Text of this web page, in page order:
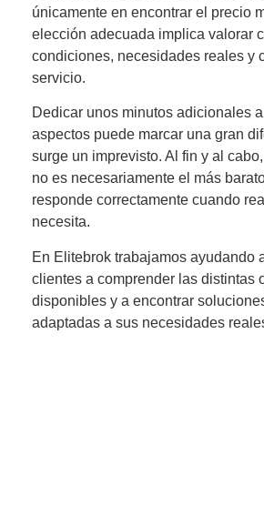
únicamente en encontrar el precio
elección adecuada implica valorar
condiciones, necesidades reales y
servicio.
Dedicar unos minutos adicionales
aspectos puede marcar una gran
surge un imprevisto. Al fin y al
no es necesariamente el más
responde correctamente cuando
necesita.
En Elitebrok trabajamos ayudando
clientes a comprender las distintas
disponibles y a encontrar
adaptadas a sus necesidades